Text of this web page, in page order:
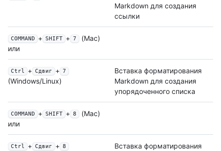
Markdown для создания
ссылки
COMMAND + SHIFT + 7
(Mac)
или
Ctrl + Сдвиг + 7
(Windows/Linux)
Вставка форматирования
Markdown для создания
упорядоченного списка
COMMAND + SHIFT + 8
(Mac)
или
Ctrl + Сдвиг + 8
Вставка форматирования